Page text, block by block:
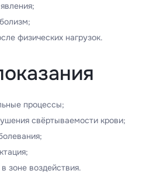
физических нагрузок.
процессы;
свёртываемости крови;
зоне воздействия.